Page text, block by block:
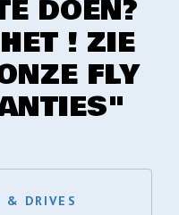
DOEN?
! ZIE
FLY
& DRIVES